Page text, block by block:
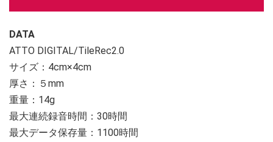
DATA
ATTO DIGITAL/TileRec2.0
サイズ：4cm×4cm
厚さ：５mm
重量：14g
最大連続録音時間：30時間
最大データ保存量：1100時間